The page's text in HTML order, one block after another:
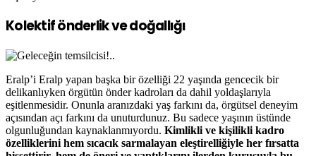
Kolektif önderlik ve doğallığı
Eralp’i Eralp yapan başka bir özelliği 22 yaşında gencecik bir
delikanlıyken örgütün önder kadroları da dahil yoldaşlarıyla
eşitlenmesidir. Onunla aranızdaki yaş farkını da, örgütsel deneyim
açısından açı farkını da unuturdunuz. Bu sadece yaşının üstünde
olgunluğundan kaynaklanmıyordu. Kimlikli ve kişilikli kadro
özelliklerini hem sıcacık sarmalayan eleştirelliğiyle her fırsatta